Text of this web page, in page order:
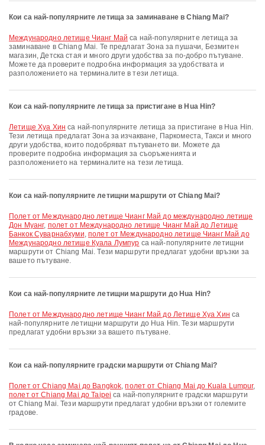
Кои са най-популярните летища за заминаване в Chiang Mai?
Международно летище Чианг Май са най-популярните летища за
заминаване в Chiang Mai. Те предлагат Зона за пушачи, Безмитен
магазин, Детска стая и много други удобства за по-добро пътуване.
Можете да проверите подробна информация за удобствата и
разположението на терминалите в тези летища.
Кои са най-популярните летища за пристигане в Hua Hin?
Летище Хуа Хин са най-популярните летища за пристигане в Hua Hin.
Тези летища предлагат Зона за изчакване, Паркоместа, Такси и много
други удобства, които подобряват пътуването ви. Можете да
проверите подробна информация за съоръженията и
разположението на терминалите на тези летища.
Кои са най-популярните летищни маршрути от Chiang Mai?
полет от Международно летище Чианг Май до международно летище
Дон Муанг, полет от Международно летище Чианг Май до Летище
Банкок Суварнабхуми, полет от Международно летище Чианг Май до
Международно летище Куала Лумпур са най-популярните летищни
маршрути от Chiang Mai. Тези маршрути предлагат удобни връзки за
вашето пътуване.
Кои са най-популярните летищни маршрути до Hua Hin?
полет от Международно летище Чианг Май до Летище Хуа Хин са
най-популярните летищни маршрути до Hua Hin. Тези маршрути
предлагат удобни връзки за вашето пътуване.
Кои са най-популярните градски маршрути от Chiang Mai?
полет от Chiang Mai до Bangkok,полет от Chiang Mai до Kuala Lumpur,
полет от Chiang Mai до Taipei са най-популярните градски маршрути
от Chiang Mai. Тези маршрути предлагат удобни връзки от големите
градове.